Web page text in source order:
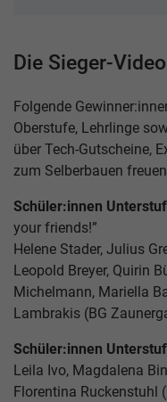
Die Sieger-
Folgende
Oberstufe, Lehrlinge
über Tech-Gutscheine,
zum Selberbauen
Schüler:innen
your friends!”
Helene Stader, Julius
Leopold Breyer, Quirin
Michelmann, Mariella
Lambrakis (BG
Schüler:innen
Leila Ivo, Magdalena
Florentina Ruckenstuhl